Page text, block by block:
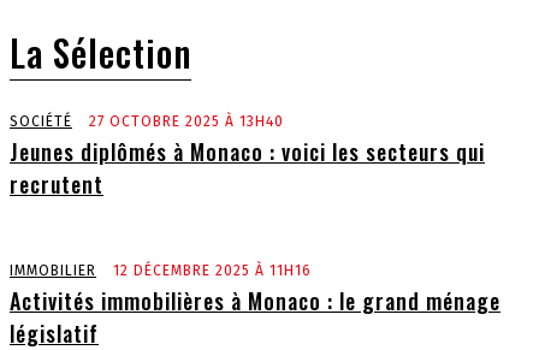
La Sélection
SOCIÉTÉ 27 OCTOBRE 2025 À 13H40
Jeunes diplômés à Monaco : voici les secteurs qui
recrutent
IMMOBILIER 12 DÉCEMBRE 2025 À 11H16
Activités immobilières à Monaco : le grand ménage
législatif